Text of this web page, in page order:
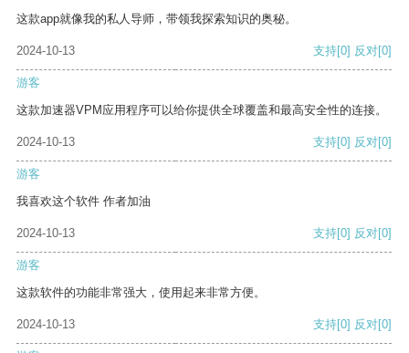
这款app就像我的私人导师，带领我探索知识的奥秘。
2024-10-13 支持[0] 反对[0]
游客
这款加速器VPM应用程序可以给你提供全球覆盖和最高安全性的连接。
2024-10-13 支持[0] 反对[0]
游客
我喜欢这个软件 作者加油
2024-10-13 支持[0] 反对[0]
游客
这款软件的功能非常强大，使用起来非常方便。
2024-10-13 支持[0] 反对[0]